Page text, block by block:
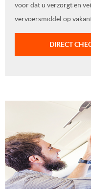
voor dat u verzorgt en
vervoersmiddel op
DIRECT